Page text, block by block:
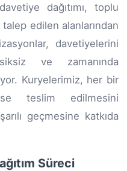
dağıtımı, toplu
edilen alanlarından
davetiyelerini
ve zamanında
Kuryelerimiz, her bir
teslim edilmesini
geçmesine katkıda
Süreci